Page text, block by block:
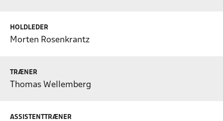
HOLDLEDER
Morten Rosenkrantz
TRÆNER
Thomas Wellemberg
ASSISTENTTRÆNER